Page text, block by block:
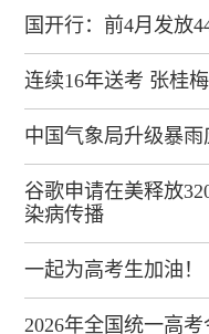
国开行：前4月发放
连续16年送考 张桂
中国气象局升级暴
谷歌申请在美释放
染病传播
一起为高考生加油！
2026年全国统一高